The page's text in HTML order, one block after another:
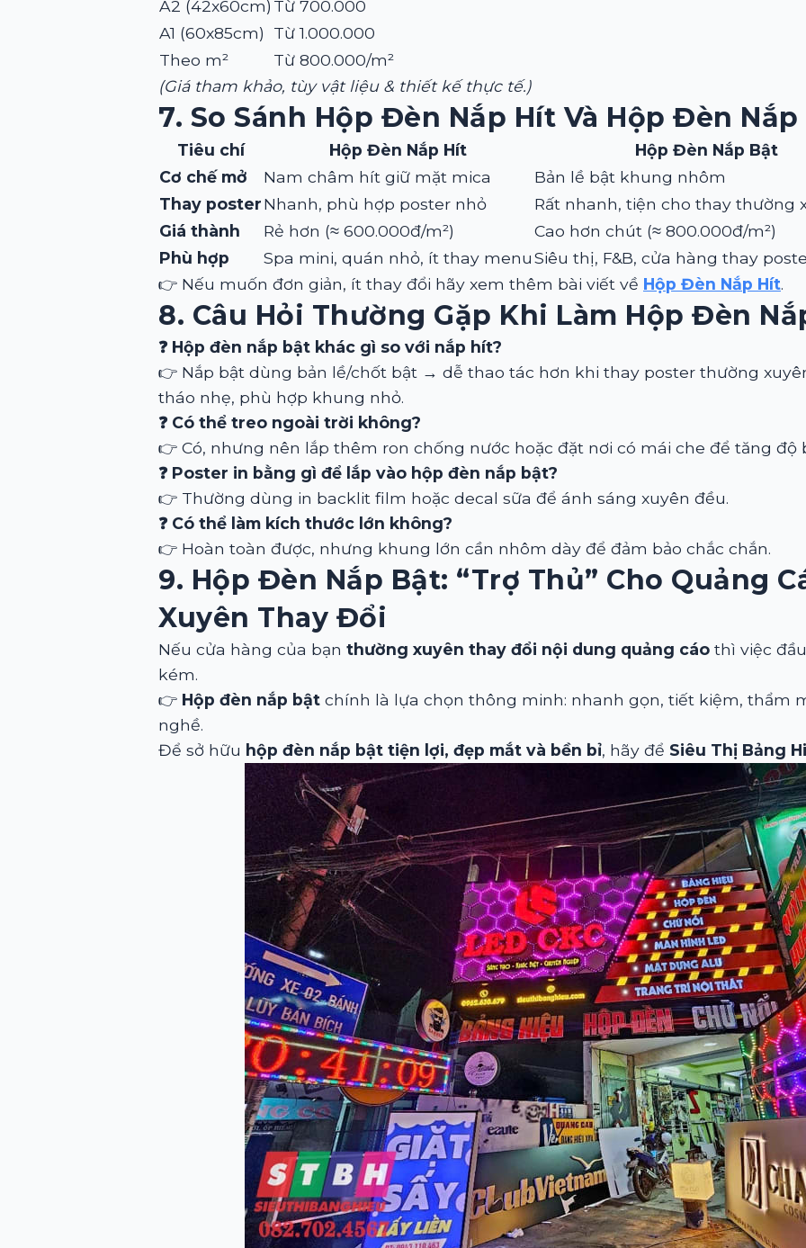
A2 (42x60cm) Từ 700.000
A1 (60x85cm)
Từ 1.000.000
Theo m²
Từ 800.000/m²
(Giá tham khảo, tùy vật liệu & thiết kế thực tế.)
7. So Sánh Hộp Đèn Nắp Hít Và Hộp Đèn
Tiêu chí Hộp Đèn Nắp Hít
Hộp Đèn Nắp Bật
Cơ chế mở
Nam châm hít giữ mặt mica
Bản lề bật khung nhôm
Thay posterNhanh, phù hợp poster nhỏ
Rất nhanh, tiện cho thay thường
Giá thành
Rẻ hơn (≈ 600.000đ/m²)
Cao hơn chút (≈ 800.000đ/m²)
Phù hợp
Spa mini, quán nhỏ, ít thay menuSiêu thị, F&B, cửa hàng thay
👉 Nếu muốn đơn giản, ít thay đổi hãy xem thêm bài viết về Hộp Đèn Nắp Hít.
8. Câu Hỏi Thường Gặp Khi Làm Hộp Đèn
❓ Hộp đèn nắp bật khác gì so với nắp hít?
👉 Nắp bật dùng bản lề/chốt bật → dễ thao tác hơn khi thay poster thường
tháo nhẹ, phù hợp khung nhỏ.
❓ Có thể treo ngoài trời không?
👉 Có, nhưng nên lắp thêm ron chống nước hoặc đặt nơi có mái che để tăng độ
❓ Poster in bằng gì để lắp vào hộp đèn nắp bật?
👉 Thường dùng in backlit film hoặc decal sữa để ánh sáng xuyên đều.
❓ Có thể làm kích thước lớn không?
👉 Hoàn toàn được, nhưng khung lớn cần nhôm dày để đảm bảo chắc chắn.
9. Hộp Đèn Nắp Bật: “trợ Thủ” Cho Quảng
Xuyên Thay Đổi
Nếu cửa hàng của bạn thường xuyên thay đổi nội dung quảng cáo thì việc
kém.
👉 Hộp đèn nắp bật chính là lựa chọn thông minh: nhanh gọn, tiết kiệm, thẩm
nghề.
Để sở hữu hộp đèn nắp bật tiện lợi, đẹp mắt và bền bỉ, hãy để Siêu Thị Bảng